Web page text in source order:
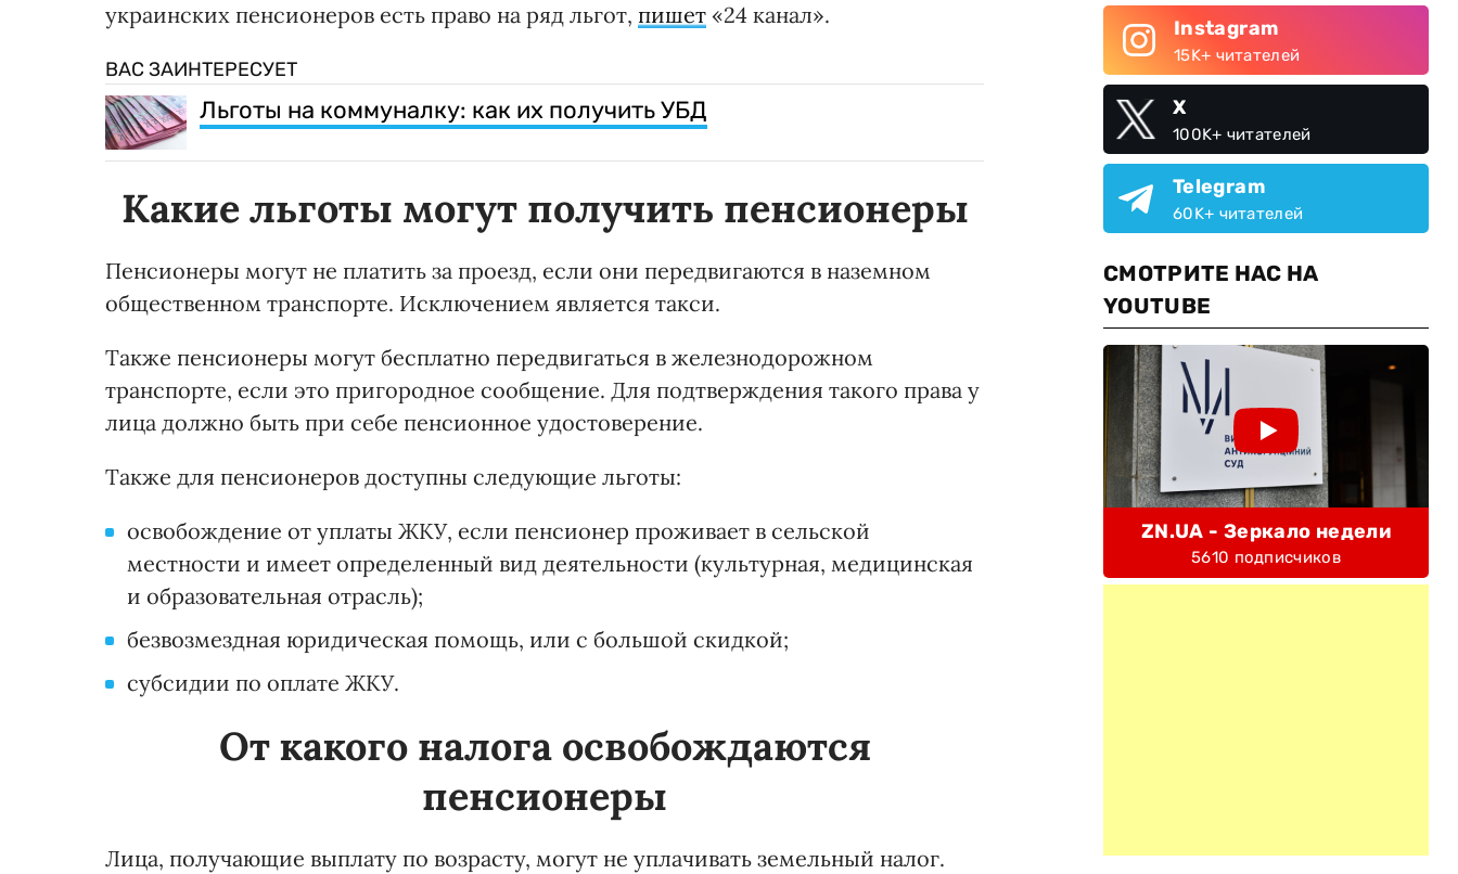
украинских пенсионеров есть право на ряд льгот, пишет «24 канал».
ВАС ЗАИНТЕРЕСУЕТ
Льготы на коммуналку: как их получить УБД
Какие льготы могут получить пенсионеры
Пенсионеры могут не платить за проезд, если они передвигаются в наземном
общественном транспорте. Исключением является такси.
Также пенсионеры могут бесплатно передвигаться в железнодорожном
транспорте, если это пригородное сообщение. Для подтверждения такого права у
лица должно быть при себе пенсионное удостоверение.
Также для пенсионеров доступны следующие льготы:
освобождение от уплаты ЖКУ, если пенсионер проживает в сельской
местности и имеет определенный вид деятельности (культурная, медицинская
и образовательная отрасль);
безвозмездная юридическая помощь, или с большой скидкой;
субсидии по оплате ЖКУ.
От какого налога освобождаются
пенсионеры
Лица, получающие выплату по возрасту, могут не уплачивать земельный налог.
Instagram
15K+ читателей
X
100K+ читателей
Telegram
60K+ читателей
СМОТРИТЕ НАС НА
YOUTUBE
ZN.UA - Зеркало недели
5610 подписчиков